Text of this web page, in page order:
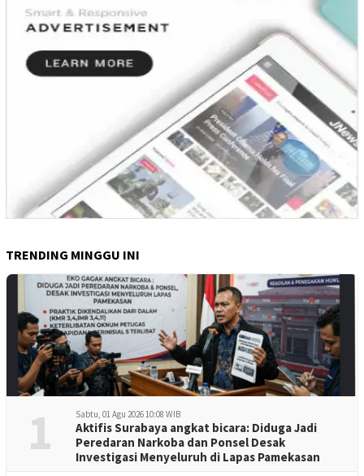
TRENDING MINGGU INI
1 Sabtu, 01 Agu 2026 10:08 WIB
Aktifis Surabaya angkat bicara: Diduga Jadi
Peredaran Narkoba dan Ponsel Desak
Investigasi Menyeluruh di Lapas Pamekasan